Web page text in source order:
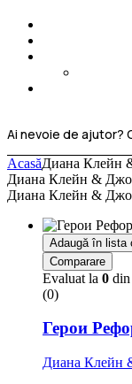
Ai nevoie de ajutor?
AcasăДиана Клейн
Диана Клейн &
Диана Клейн &
Adaugă în lista
Comparare
Evaluat la 0
(0)
Герои
Диана Клейн